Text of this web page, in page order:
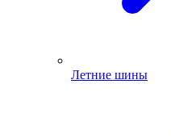
Летние шины